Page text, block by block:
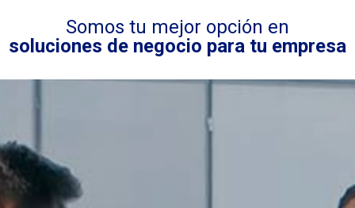
Somos tu mejor opción en
soluciones de negocio para tu empresa